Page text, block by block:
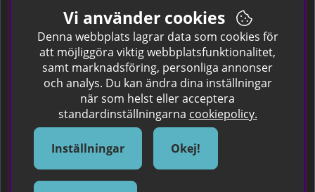
Hitta färgkoden på bilen.
Företagskund
Om oss
Om Spraycan
IKEA Färger
Sök Säkerhetsdatablad
Vi använder cookies
Denna webbplats lagrar data som cookies för
att möjliggöra viktig webbplatsfunktionalitet,
samt marknadsföring, personliga annonser
och analys. Du kan ändra dina inställningar
när som helst eller acceptera
standardinställningarna cookiepolicy.
Inställningar Okej!